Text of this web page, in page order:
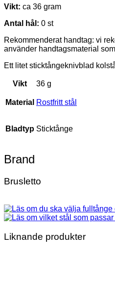
Vikt: ca 36 gram
Antal hål: 0 st
Rekommenderat handtag: vi
använder handtagsmaterial
Ett litet sticktångeknivblad
Vikt 36 g
Material Rostfritt stål
Bladtyp Sticktånge
Brand
Brusletto
Liknande produkter